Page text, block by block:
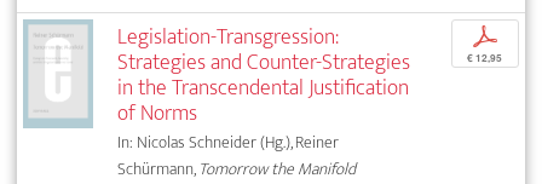
Legislation-Transgression:
Strategies and Counter-Strategies
in the Transcendental Justification
of Norms
In: Nicolas Schneider (Hg.), Reiner
Schürmann,Tomorrow the Manifold
p
€ 12,95